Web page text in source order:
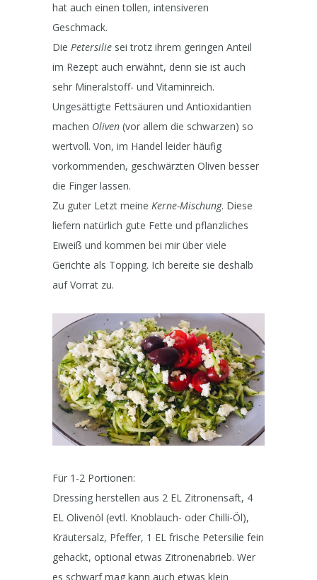
hat auch einen tollen, intensiveren
Geschmack.
Die Petersilie sei trotz ihrem geringen Anteil
im Rezept auch erwähnt, denn sie ist auch
sehr Mineralstoff- und Vitaminreich.
Ungesättigte Fettsäuren und Antioxidantien
machen Oliven (vor allem die schwarzen) so
wertvoll. Von, im Handel leider häufig
vorkommenden, geschwärzten Oliven besser
die Finger lassen.
Zu guter Letzt meine Kerne-Mischung. Diese
liefern natürlich gute Fette und pflanzliches
Eiweiß und kommen bei mir über viele
Gerichte als Topping. Ich bereite sie deshalb
auf Vorrat zu.
Für 1-2 Portionen:
Dressing herstellen aus 2 EL Zitronensaft, 4
EL Olivenöl (evtl. Knoblauch- oder Chilli-Öl),
Kräutersalz, Pfeffer, 1 EL frische Petersilie fein
gehackt, optional etwas Zitronenabrieb. Wer
es schwarf mag kann auch etwas klein